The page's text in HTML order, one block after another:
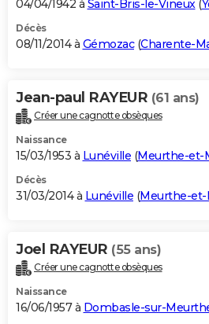
04/04/1942 à Saint-Bris-le-Vineux(
Décès
08/11/2014 à Gémozac(Charente-
Jean-paul RAYEUR (61 ans)
Créer une cagnotte obsèques
Naissance
15/03/1953 à Lunéville (Meurthe-et-
Décès
31/03/2014 à Lunéville (Meurthe-et-
Joel RAYEUR (55 ans)
Créer une cagnotte obsèques
Naissance
16/06/1957 à Dombasle-sur-